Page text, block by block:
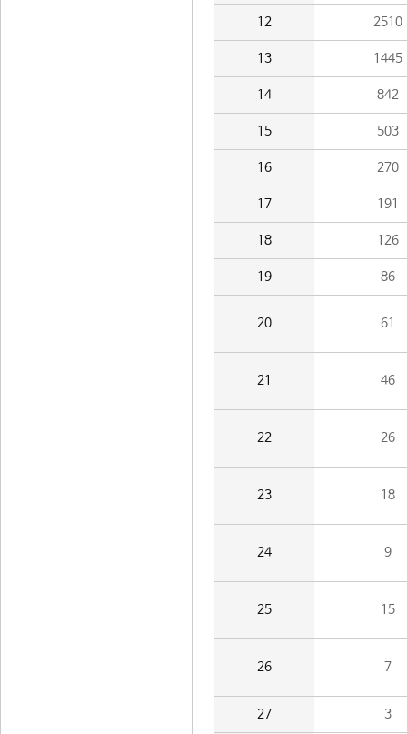
12 2510
13 1445
14 842
15 503
16 270
17 191
18 126
19 86
20 61
21 46
22 26
23 18
24 9
25 15
26 7
27 3